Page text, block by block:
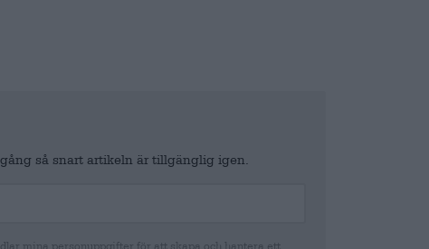
så snart artikeln är tillgänglig igen.
mina personuppgifter för att skapa och hantera ett